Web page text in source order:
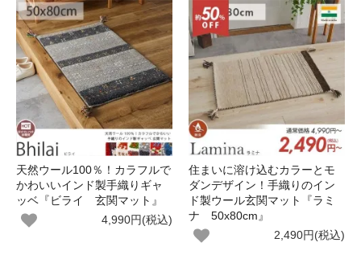
天然ウール100％！カラフルで
かわいいインド製手織りギャ
ッベ『ビライ 玄関マット』
4,990円(税込)
住まいに溶け込むカラーとモ
ダンデザイン！手織りのイン
ド製ウール玄関マット『ラミ
ナ 50x80cm』
2,490円(税込)